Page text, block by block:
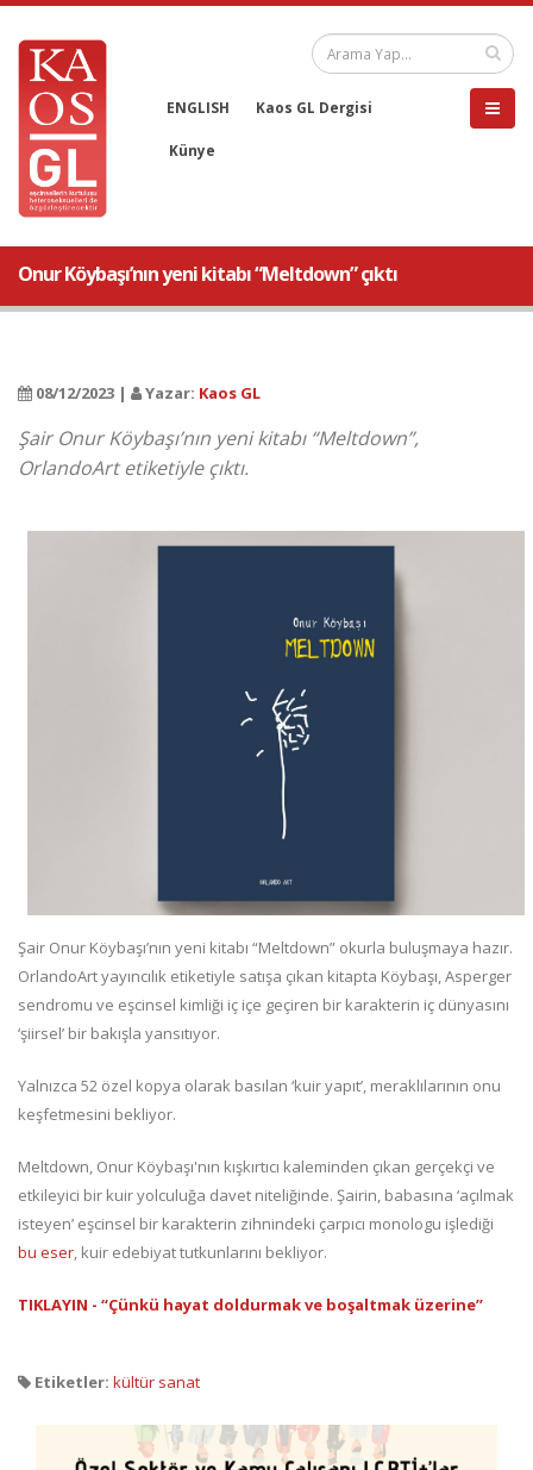
ENGLISH Kaos GL Dergisi
Künye
Onur Köybaşı’nın yeni kitabı “Meltdown” çıktı
08/12/2023 | Yazar: Kaos GL
Şair Onur Köybaşı’nın yeni kitabı “Meltdown”,
OrlandoArt etiketiyle çıktı.
Şair Onur Köybaşı’nın yeni kitabı “Meltdown” okurla buluşmaya hazır.
OrlandoArt yayıncılık etiketiyle satışa çıkan kitapta Köybaşı, Asperger
sendromu ve eşcinsel kimliği iç içe geçiren bir karakterin iç dünyasını
‘şiirsel’ bir bakışla yansıtıyor.
Yalnızca 52 özel kopya olarak basılan ‘kuir yapıt’, meraklılarının onu
keşfetmesini bekliyor.
Meltdown, Onur Köybaşı'nın kışkırtıcı kaleminden çıkan gerçekçi ve
etkileyici bir kuir yolculuğa davet niteliğinde. Şairin, babasına ‘açılmak
isteyen’ eşcinsel bir karakterin zihnindeki çarpıcı monologu işlediği
bu eser, kuir edebiyat tutkunlarını bekliyor.
TIKLAYIN - “Çünkü hayat doldurmak ve boşaltmak üzerine”
Etiketler: kültür sanat